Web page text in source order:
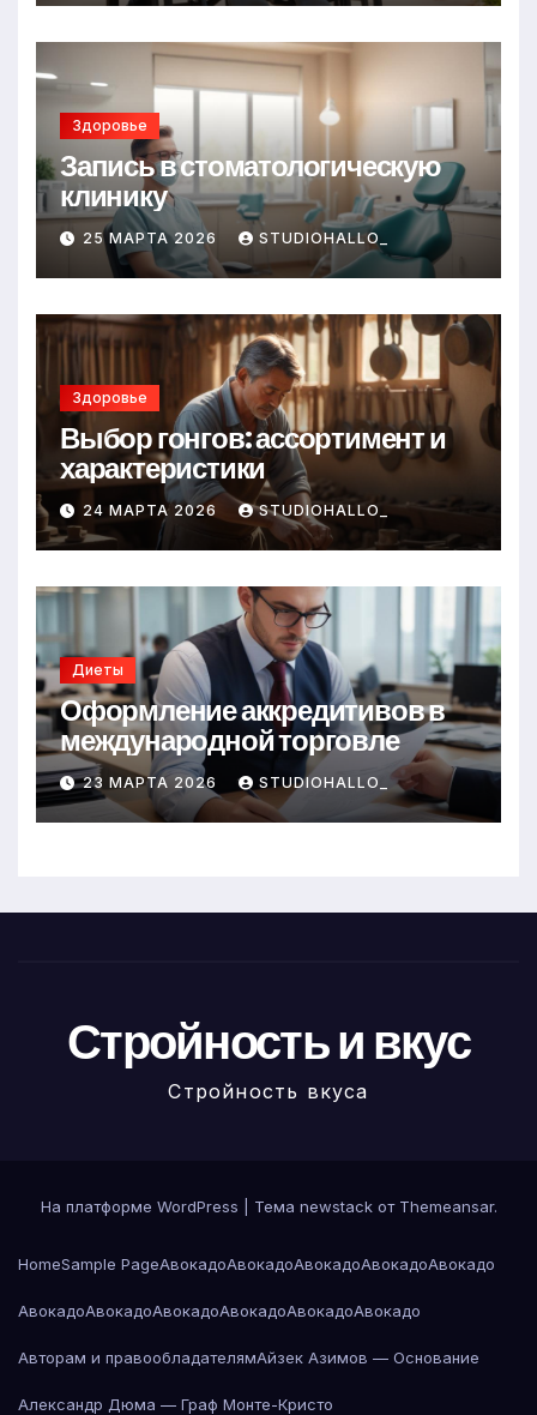
Здоровье
Запись в стоматологическую
клинику
25 МАРТА 2026 STUDIOHALLO_
Здоровье
Выбор гонгов: ассортимент и
характеристики
24 МАРТА 2026 STUDIOHALLO_
Диеты
Оформление аккредитивов в
международной торговле
23 МАРТА 2026 STUDIOHALLO_
Стройность и вкус
Стройность вкуса
На платформе WordPress Тема newstack от Themeansar.
HomeSample PageАвокадоАвокадоАвокадоАвокадоАвокадо
АвокадоАвокадоАвокадоАвокадоАвокадоАвокадо
Авторам и правообладателямАйзек Азимов — Основание
Александр Дюма — Граф Монте-Кристо